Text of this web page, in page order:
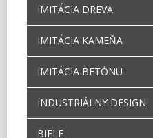
IMITÁCIA DREVA
IMITÁCIA KAMEŇA
IMITÁCIA BETÓNU
INDUSTRIÁLNY DESIGN
BIELE